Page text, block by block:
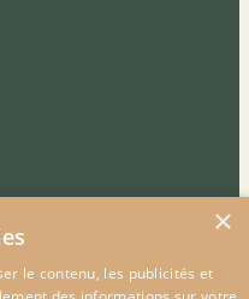
×
le contenu, les publicités et